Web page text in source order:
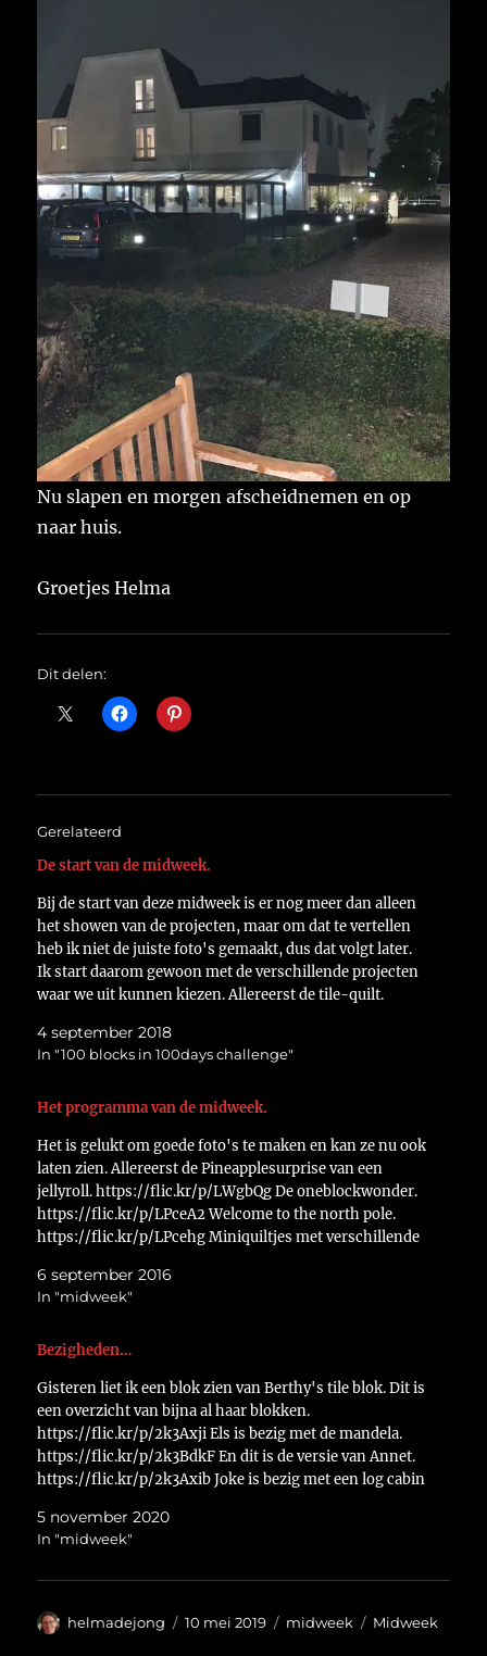
Nu slapen en morgen afscheidnemen en op
naar huis.
Groetjes Helma
Dit delen:
Gerelateerd
De start van de midweek.
Bij de start van deze midweek is er nog meer dan alleen
het showen van de projecten, maar om dat te vertellen
heb ik niet de juiste foto's gemaakt, dus dat volgt later.
Ik start daarom gewoon met de verschillende projecten
waar we uit kunnen kiezen. Allereerst de tile-quilt.
4 september 2018
In "100 blocks in 100days challenge"
Het programma van de midweek.
Het is gelukt om goede foto's te maken en kan ze nu ook
laten zien. Allereerst de Pineapplesurprise van een
jellyroll. https://flic.kr/p/LWgbQg De oneblockwonder.
https://flic.kr/p/LPceA2 Welcome to the north pole.
https://flic.kr/p/LPcehg Miniquiltjes met verschillende
leuke tas. https://flic.kr/p/LLFFeE En dan ga ik nu snel
aan…
6 september 2016
In "midweek"
Bezigheden…
Gisteren liet ik een blok zien van Berthy's tile blok. Dit is
een overzicht van bijna al haar blokken.
https://flic.kr/p/2k3Axji Els is bezig met de mandela.
https://flic.kr/p/2k3BdkF En dit is de versie van Annet.
https://flic.kr/p/2k3Axib Joke is bezig met een log cabin
https://flic.kr/p/2k3wGkK Nell heeft…
5 november 2020
In "midweek"
Auteur
helmadejong
Geplaatst
10 mei 2019 Categorieën
midweek Tags
Midweek